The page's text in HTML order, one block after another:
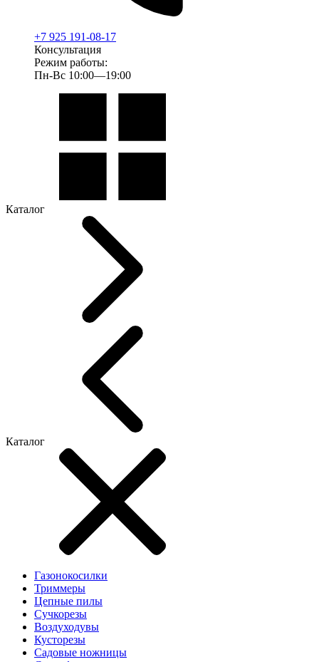
+7 925 191-08-17
Консультация
Режим работы:
Пн-Вс 10:00—19:00
Каталог
Каталог
Газонокосилки
Триммеры
Цепные пилы
Cучкорезы
Воздуходувы
Кусторезы
Садовые ножницы